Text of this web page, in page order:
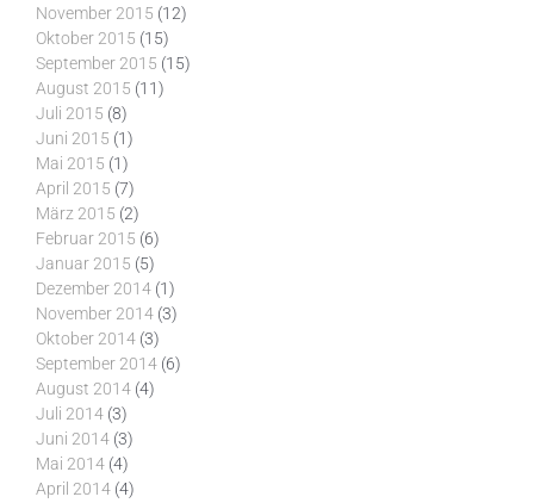
November 2015 (12)
Oktober 2015 (15)
September 2015 (15)
August 2015 (11)
Juli 2015 (8)
Juni 2015 (1)
Mai 2015 (1)
April 2015 (7)
März 2015 (2)
Februar 2015 (6)
Januar 2015 (5)
Dezember 2014 (1)
November 2014 (3)
Oktober 2014 (3)
September 2014 (6)
August 2014 (4)
Juli 2014 (3)
Juni 2014 (3)
Mai 2014 (4)
April 2014 (4)